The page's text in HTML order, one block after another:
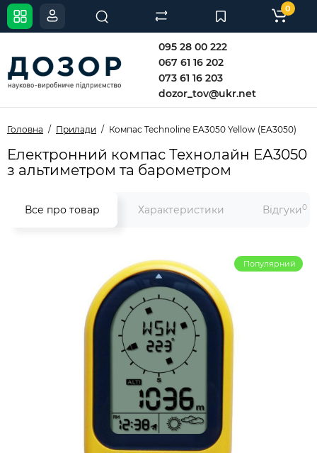
095 28 00 222
067 61 16 202
073 61 16 203
dozor_tov@ukr.net
0
Головна Прилади Компас Technoline EA3050 Yellow (EA3050)
Електронний компас Технолайн ЕА3050
з альтиметром та барометром
Все про товар Характеристики Відгуки0
Популярний